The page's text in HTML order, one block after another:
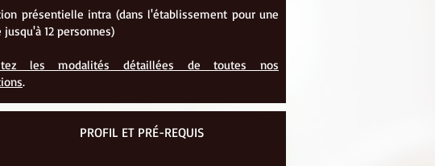
présentielle intra (dans l'établissement pour une
jusqu'à 12 personnes)
les modalités détaillées de toutes nos
.
PROFIL ET PRÉ-REQUIS